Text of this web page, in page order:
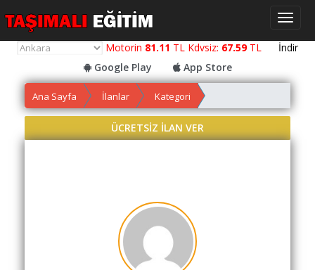
Motorin 81.11 TL Kdvsiz: 67.59TL İndir
Google Play
App Store
Yol
Hesaplama
Ana Sayfa İlanlar Kategori
ÜCRETSİZ İLAN VER